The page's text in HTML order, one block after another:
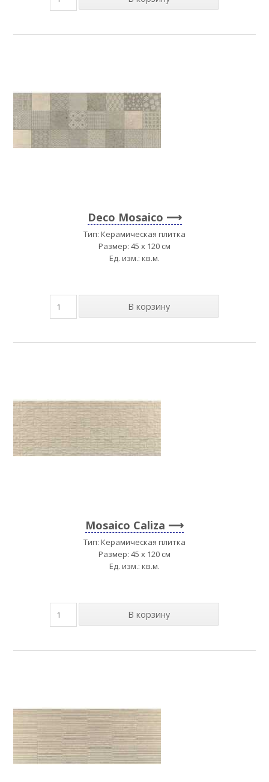
Deco Mosaico
Тип: Керамическая плитка
Размер: 45 x 120 см
Ед. изм.: кв.м.
Mosaico Caliza
Тип: Керамическая плитка
Размер: 45 x 120 см
Ед. изм.: кв.м.